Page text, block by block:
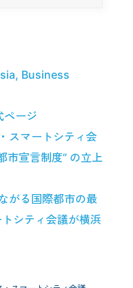
Business
ページ
スマートシティ会
市宣言制度” の立上
がる国際都市の最
シティ会議が横浜